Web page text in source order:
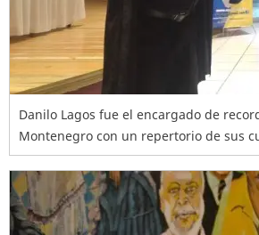
Danilo Lagos fue el encargado de
Montenegro con un repertorio de sus